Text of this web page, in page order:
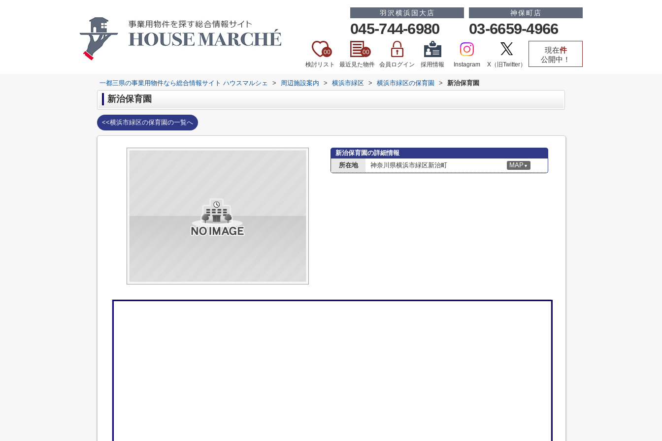
羽沢横浜国大店
045-744-6980
神保町店
03-6659-4966
検討リスト
00
最近見た物件
00
会員ログイン
採用情報 Instagram X（旧Twitter）
現在件
公開中！
一都三県の事業用物件なら総合情報サイト ハウスマルシェ > 周辺施設案内 > 横浜市緑区 > 横浜市緑区の保育園 > 新治保育園
新治保育園
<<横浜市緑区の保育園の一覧へ
新治保育園の詳細情報
所在地
神奈川県横浜市緑区新治町 MAP ▼